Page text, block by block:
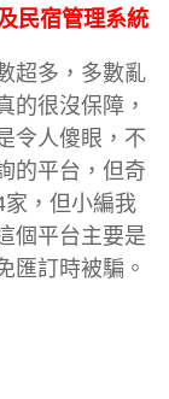
民宿管理系統
超多，多數亂
的很沒保障，
令人傻眼，不
的平台，但奇
，但小編我
個平台主要是
匯訂時被騙。